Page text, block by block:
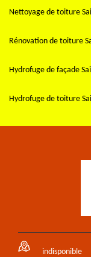
Nettoyage de toiture
Rénovation de toiture
Hydrofuge de façade
Hydrofuge de toiture
indisponible